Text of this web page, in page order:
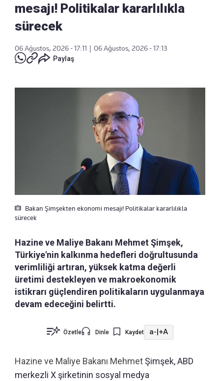
mesajı! Politikalar kararlılıkla
sürecek
06 Ağustos, 2026 - 17:11 | 06 Ağustos, 2026 - 17:13
Paylaş
Bakan Şimşekten ekonomi mesajı! Politikalar kararlılıkla
sürecek
Hazine ve Maliye Bakanı Mehmet Şimşek,
Türkiye'nin kalkınma hedefleri doğrultusunda
verimliliği artıran, yüksek katma değerli
üretimi destekleyen ve makroekonomik
istikrarı güçlendiren politikaların uygulanmaya
devam edeceğini belirtti.
Özetle Dinle Kaydet a-|+A
Hazine ve Maliye Bakanı MehmetŞimşek, ABD
merkezli X şirketinin sosyal medya